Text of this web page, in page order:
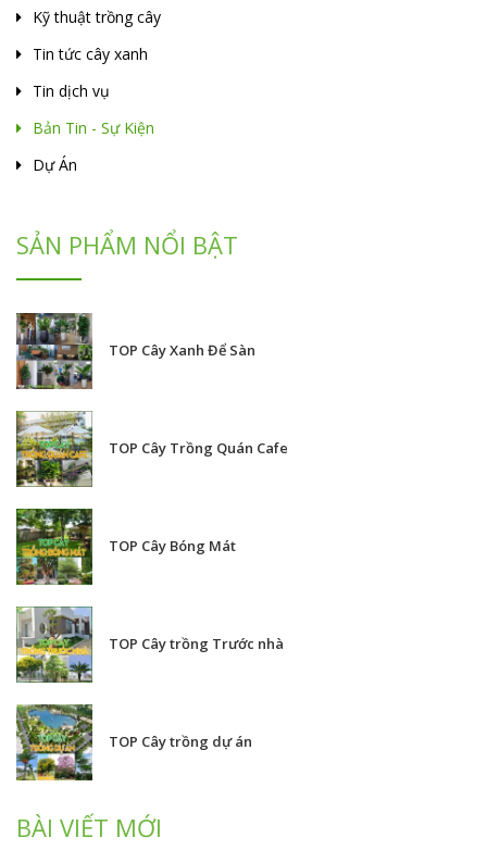
Kỹ thuật trồng cây
Tin tức cây xanh
Tin dịch vụ
Bản Tin - Sự Kiện
Dự Án
SẢN PHẨM NỔI BẬT
TOP Cây Xanh Để Sàn
TOP Cây Trồng Quán Cafe
TOP Cây Bóng Mát
TOP Cây trồng Trước nhà
TOP Cây trồng dự án
BÀI VIẾT MỚI